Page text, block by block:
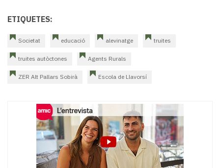
ETIQUETES:
Societat educació alevinatge truites
truites autòctones Agents Rurals
ZER Alt Pallars Sobirà Escola de Llavorsí